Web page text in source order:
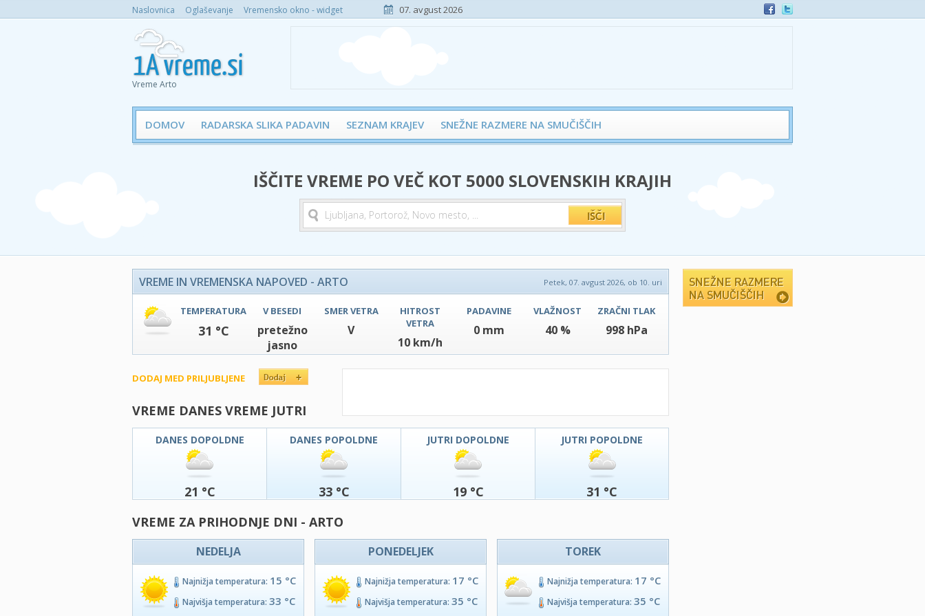
Naslovnica Oglaševanje Vremensko okno - widget 07. avgust 2026
Vreme Arto
DOMOV RADARSKA SLIKA PADAVIN SEZNAM KRAJEV SNEŽNE RAZMERE NA SMUČIŠČIH
IŠČITE VREME PO VEČ KOT 5000 SLOVENSKIH KRAJIH
VREME IN VREMENSKA NAPOVED - ARTO Petek, 07. avgust 2026, ob 10. uri
TEMPERATURA
31 °C
V BESEDI
pretežno
jasno
SMER VETRA
V
HITROST
VETRA
10 km/h
PADAVINE
0 mm
VLAŽNOST
40 %
ZRAČNI TLAK
998 hPa
DODAJ MED PRILJUBLJENE
VREME DANES VREME JUTRI
DANES DOPOLDNE
21 °C
DANES POPOLDNE
33 °C
JUTRI DOPOLDNE
19 °C
JUTRI POPOLDNE
31 °C
VREME ZA PRIHODNJE DNI - ARTO
NEDELJA
Najnižja temperatura: 15 °C
Najvišja temperatura: 33 °C
PONEDELJEK
Najnižja temperatura: 17 °C
Najvišja temperatura: 35 °C
TOREK
Najnižja temperatura: 17 °C
Najvišja temperatura: 35 °C